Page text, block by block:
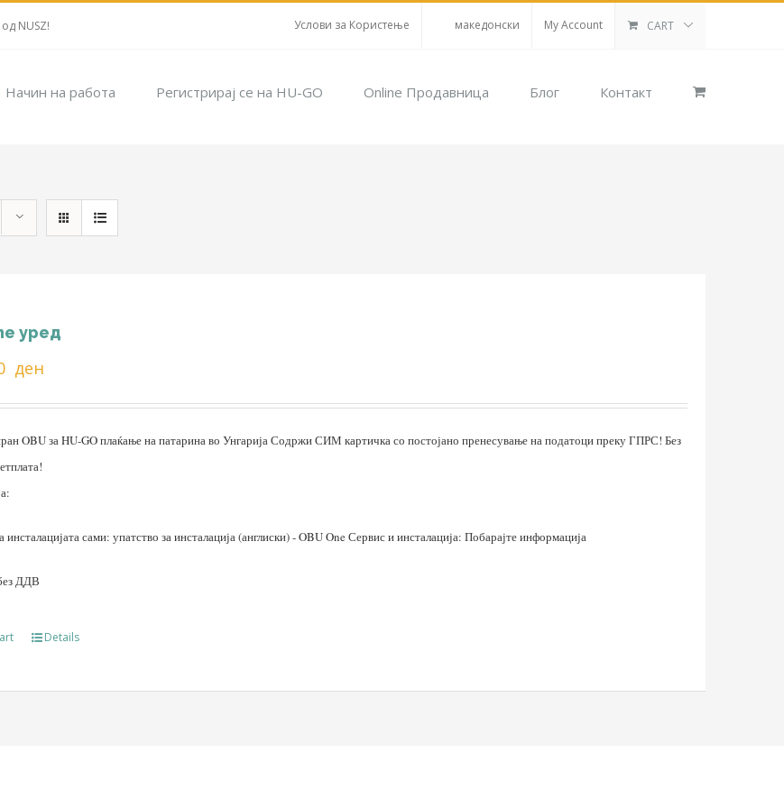
NUSZ! Услови за Користење македонски My Account CART
Начин на работа Регистрирај се на HU-GO Online Продавница Блог Контакт
уред
ден
OBU за HU-GO плаќање на патарина во Унгарија Содржи СИМ картичка со постојано пренесување на податоци преку ГПРС! Без
инсталацијата сами: упатство за инсталација (англиски) - OBU One Сервис и инсталација: Побарајте информација
ДДВ
Details